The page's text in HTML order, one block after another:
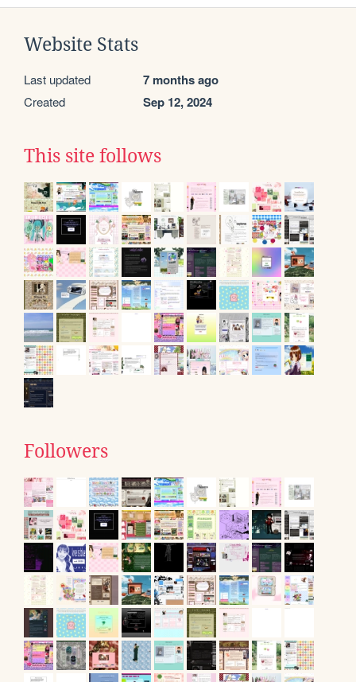
Website Stats
Last updated 7 months ago
Created Sep 12, 2024
This site follows
Followers